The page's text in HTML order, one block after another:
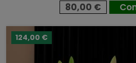
80,00 €
124,00 €